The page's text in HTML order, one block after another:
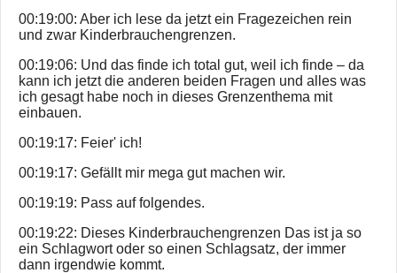
00:19:00: Aber ich lese da jetzt ein Fragezeichen rein
und zwar Kinderbrauchengrenzen.
00:19:06: Und das finde ich total gut, weil ich finde – da
kann ich jetzt die anderen beiden Fragen und alles was
ich gesagt habe noch in dieses Grenzenthema mit
einbauen.
00:19:17: Feier' ich!
00:19:17: Gefällt mir mega gut machen wir.
00:19:19: Pass auf folgendes.
00:19:22: Dieses Kinderbrauchengrenzen Das ist ja so
ein Schlagwort oder so einen Schlagsatz, der immer
dann irgendwie kommt.